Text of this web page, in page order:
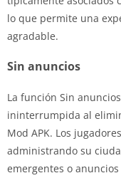
lo que permite una
agradable.
Sin anuncios
La función Sin
ininterrumpida al
Mod APK. Los
administrando su
emergentes o